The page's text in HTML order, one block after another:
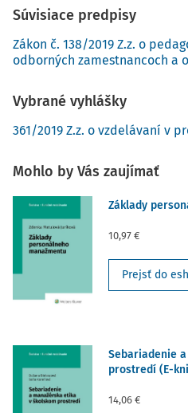
Súvisiace predpisy
Zákon č. 138/2019 Z.z. o
odborných zamestnancoch a
Vybrané vyhlášky
361/2019 Z.z. o vzdelávaní v
Mohlo by Vás zaujímať
Základy
10,97 €
Prejsť do
Sebariadenie
prostredí (E-
14,06 €